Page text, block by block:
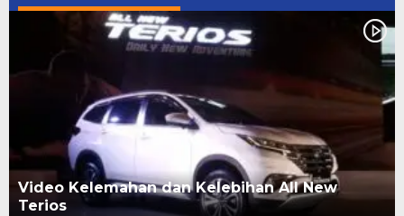
Video Kelemahan dan Kelebihan All New
Terios